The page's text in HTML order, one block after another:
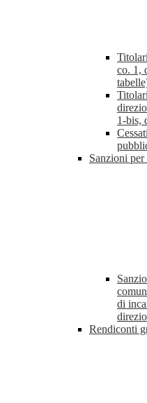
co. 1,
1-bis,
Sanzioni
di
Rendiconti